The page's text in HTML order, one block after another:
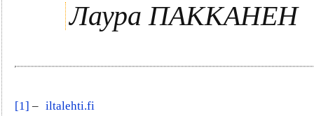
Лаура ПАККАНЕН
[1] – iltalehti.fi